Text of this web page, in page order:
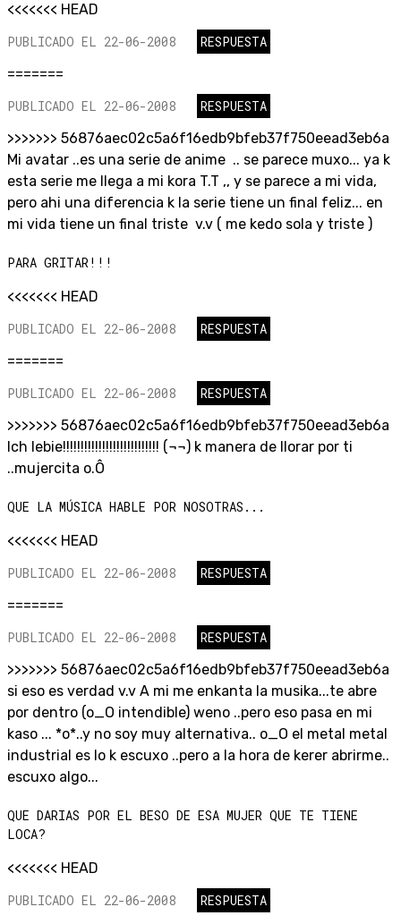
<<<<<<< HEAD
PUBLICADO EL 22-06-2008
RESPUESTA
=======
PUBLICADO EL 22-06-2008
RESPUESTA
>>>>>>> 56876aec02c5a6f16edb9bfeb37f750eead3eb6a
Mi avatar ..es una serie de anime .. se parece muxo... ya k
esta serie me llega a mi kora T.T ,, y se parece a mi vida,
pero ahi una diferencia k la serie tiene un final feliz... en
mi vida tiene un final triste v.v ( me kedo sola y triste )
PARA GRITAR!!!
<<<<<<< HEAD
PUBLICADO EL 22-06-2008
RESPUESTA
=======
PUBLICADO EL 22-06-2008
RESPUESTA
>>>>>>> 56876aec02c5a6f16edb9bfeb37f750eead3eb6a
Ich lebie!!!!!!!!!!!!!!!!!!!!!!!!!!! (¬¬) k manera de llorar por ti
..mujercita o.Ô
QUE LA MÚSICA HABLE POR NOSOTRAS...
<<<<<<< HEAD
PUBLICADO EL 22-06-2008
RESPUESTA
=======
PUBLICADO EL 22-06-2008
RESPUESTA
>>>>>>> 56876aec02c5a6f16edb9bfeb37f750eead3eb6a
si eso es verdad v.v A mi me enkanta la musika...te abre
por dentro (o_O intendible) weno ..pero eso pasa en mi
kaso ... *o*..y no soy muy alternativa.. o_O el metal metal
industrial es lo k escuxo ..pero a la hora de kerer abrirme..
escuxo algo...
QUE DARIAS POR EL BESO DE ESA MUJER QUE TE TIENE
LOCA?
<<<<<<< HEAD
PUBLICADO EL 22-06-2008
RESPUESTA